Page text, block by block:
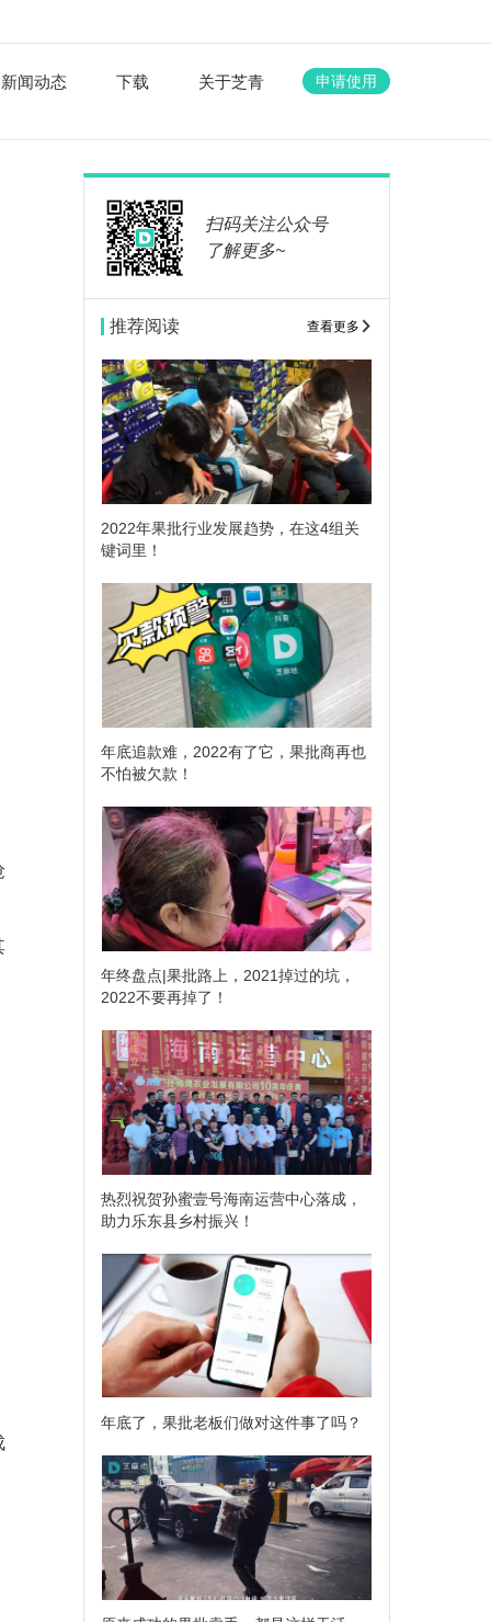
新闻动态 下载 关于芝青 申请使用
扫码关注公众号
了解更多~
推荐阅读 查看更多
2022年果批行业发展趋势，在这4组关
键词里！
年底追款难，2022有了它，果批商再也
不怕被欠款！
年终盘点|果批路上，2021掉过的坑，
2022不要再掉了！
热烈祝贺孙蜜壹号海南运营中心落成，
助力乐东县乡村振兴！
年底了，果批老板们做对这件事了吗？